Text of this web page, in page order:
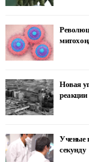
Новая
реакции
Ученые
секунду